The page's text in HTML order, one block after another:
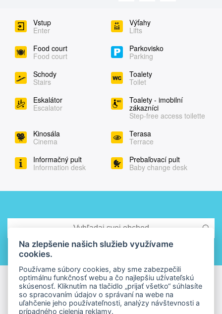
Vstup
Enter
Výťahy
Lifts
Food court
Food court
Parkovisko
Parking
Schody
Stairs
Toalety
Toilet
Eskalátor
Escalator
Toalety - imobilní
zákazníci
Step-free access toilette
Kinosála
Cinema
Terasa
Terrace
Informačný pult
Information desk
Prebaľovací pult
Baby change desk
Na zlepšenie našich služieb využívame
cookies.
Používame súbory cookies, aby sme zabezpečili
optimálnu funkčnosť webu a čo najlepšiu užívateľskú
skúsenosť. Kliknutím na tlačidlo „prijať všetko“ súhlasíte
so spracovaním údajov o správaní na webe na
uľahčenie jeho používateľnosti, analýzy návštevnosti a
prípadného cielenia reklamy.